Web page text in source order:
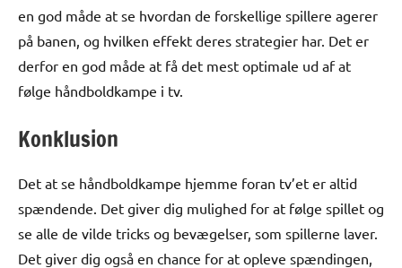
en god måde at se hvordan de forskellige spillere agerer
på banen, og hvilken effekt deres strategier har. Det er
derfor en god måde at få det mest optimale ud af at
følge håndboldkampe i tv.
Konklusion
Det at se håndboldkampe hjemme foran tv’et er altid
spændende. Det giver dig mulighed for at følge spillet og
se alle de vilde tricks og bevægelser, som spillerne laver.
Det giver dig også en chance for at opleve spændingen,